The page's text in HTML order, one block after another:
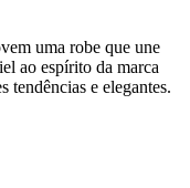
uma robe que une
ao espírito da marca
tendências e elegantes.